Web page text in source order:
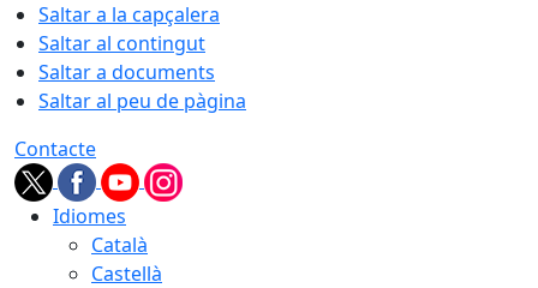
Saltar a la capçalera
Saltar al contingut
Saltar a documents
Saltar al peu de pàgina
Contacte
Idiomes
Català
Castellà